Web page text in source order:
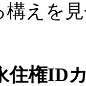
構えを
住権ID